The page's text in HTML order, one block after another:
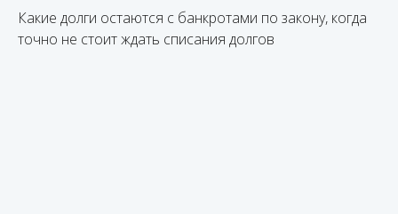
Какие долги остаются с банкротами по закону, когда
точно не стоит ждать списания долгов